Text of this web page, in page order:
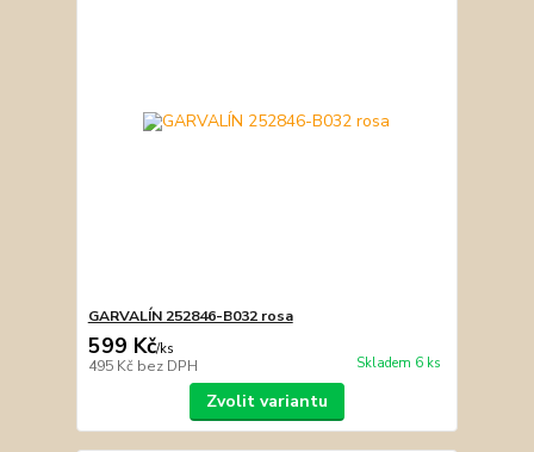
GARVALÍN 252846-B032 rosa
599 Kč/ks
495 Kč bez DPH Skladem 6 ks
Zvolit variantu